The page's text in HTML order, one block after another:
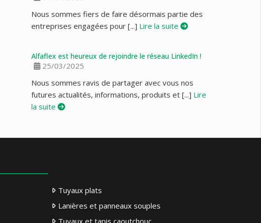
Nous sommes fiers de faire désormais partie des
entreprises engagées pour [...] Lire la suite
Alfaflex est heureux de rejoindre le réseau LinkedIn !
25/03/2025
Nous sommes ravis de partager avec vous nos
futures actualités, informations, produits et [...] Lire
la suite
Tuyaux plats
Lanières et panneaux souples
Tuyaux et tapis caoutchouc